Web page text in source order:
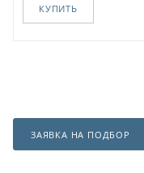
КУПИТЬ
ЗАЯВКА НА ПОДБОР